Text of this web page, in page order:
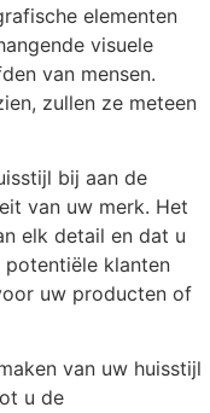
elementen
visuele
van mensen.
zullen ze meteen
bij aan de
van uw merk. Het
elk detail en dat u
klanten
uw producten of
van uw huisstijl
u de